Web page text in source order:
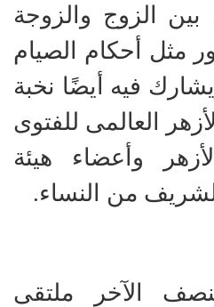
بين الزوج والزوجة
مثل أحكام الصيام
فيه أيضًا نخبة
العالمى للفتوى
وأعضاء هيئة
من النساء.
الآخر ملتقى